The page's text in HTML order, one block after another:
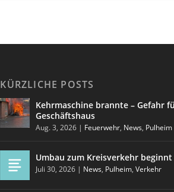
KÜRZLICHE POSTS
Kehrmaschine brannte – Gefahr
Geschäftshaus
Aug. 3, 2026 | Feuerwehr, News, Pulheim
Umbau zum Kreisverkehr beginnt
Juli 30, 2026 | News, Pulheim,Verkehr